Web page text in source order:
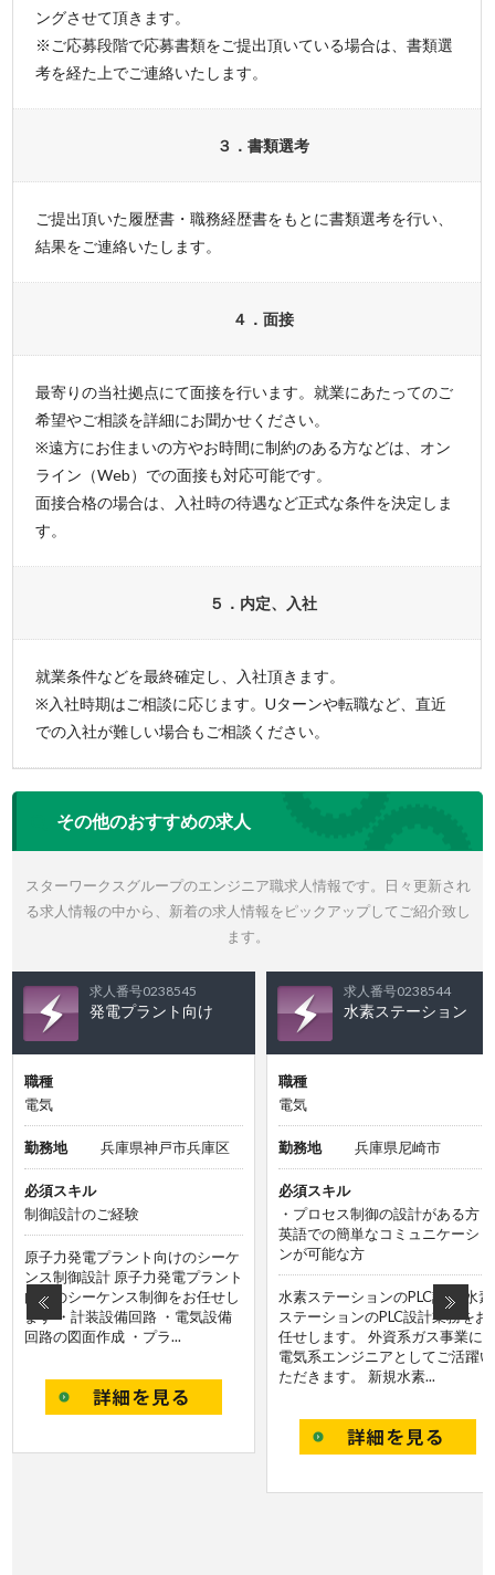
ングさせて頂きます。
※ご応募段階で応募書類をご提出頂いている場合は、書類選
考を経た上でご連絡いたします。
３．書類選考
ご提出頂いた履歴書・職務経歴書をもとに書類選考を行い、
結果をご連絡いたします。
４．面接
最寄りの当社拠点にて面接を行います。就業にあたってのご
希望やご相談を詳細にお聞かせください。
※遠方にお住まいの方やお時間に制約のある方などは、オン
ライン（Web）での面接も対応可能です。
面接合格の場合は、入社時の待遇など正式な条件を決定しま
す。
５．内定、入社
就業条件などを最終確定し、入社頂きます。
※入社時期はご相談に応じます。Uターンや転職など、直近
での入社が難しい場合もご相談ください。
その他のおすすめの求人
スターワークスグループのエンジニア職求人情報です。日々更新され
る求人情報の中から、新着の求人情報をピックアップしてご紹介致し
ます。
求人番号0238545
発電プラント向け
職種
電気
勤務地 兵庫県神戸市兵庫区
必須スキル
制御設計のご経験
原子力発電プラント向けのシーケ
ンス制御設計 原子力発電プラント
向けのシーケンス制御をお任せし
ます ・計装設備回路 ・電気設備
回路の図面作成 ・プラ...
求人番号0238544
水素ステーション
職種
電気
勤務地 兵庫県尼崎市
必須スキル
・プロセス制御の設計がある方
英語での簡単なコミュニケーショ
ンが可能な方
水素ステーションのPLC設計 水素
ステーションのPLC設計業務をお
任せします。 外資系ガス事業に
電気系エンジニアとしてご活躍い
ただきます。 新規水素...